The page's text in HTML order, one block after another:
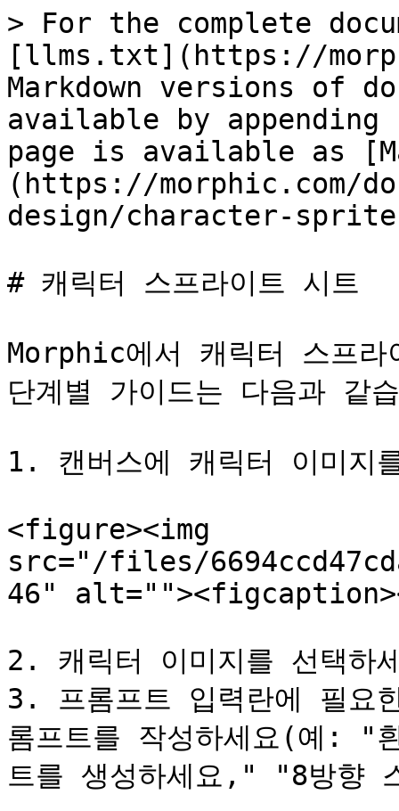
> For the complete
[llms.txt](https://
Markdown versions of
available by
page is available as
(https://morphic.com/
design/character-
# 캐릭터 스프라이트 시트
Morphic에서 캐릭터 스프
단계별 가이드는 다음과 같
1. 캔버스에 캐릭터 이미지
<figure><img
src="/files/
46"
2. 캐릭터 이미지를 선택하
3. 프롬프트 입력란에 필요
롬프트를 작성하세요(예: "
트를 생성하세요," "8방향